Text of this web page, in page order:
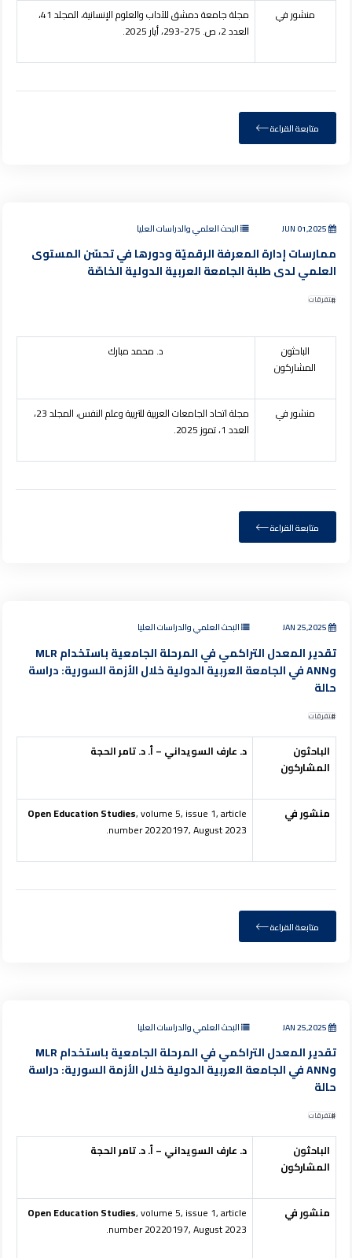
منشور في مجلة جامعة دمشق للآداب والعلوم الإنسانية
، المجلد 41،
العدد 2، ص. 275-293، أيار 2025.
متابعة القراءة
البحث العلمي والدراسات العليا
ممارسات إدارة المعرفة الرقميّة ودورها في تحسّن المستوى
العلمي لدى طلبة الجامعة العربية الدولية الخاصّة
متفرقات
الباحثون
المشاركون
د. محمد مبارك
منشور في مجلة اتحاد الجامعات العربية للتربية وعلم النفس
، المجلد 23،
العدد 1، تموز 2025.
متابعة القراءة
البحث العلمي والدراسات العليا
تقدير المعدل التراكمي في المرحلة الجامعية باستخدام MLR
وANN في الجامعة العربية الدولية خلال الأزمة السورية: دراسة
حالة
متفرقات
الباحثون
المشاركون
د. عارف السويداني – أ. د. تامر الحجة
منشور في Open Education Studies, volume 5, issue 1, article
number 20220197, August 2023.
متابعة القراءة
البحث العلمي والدراسات العليا
تقدير المعدل التراكمي في المرحلة الجامعية باستخدام MLR
وANN في الجامعة العربية الدولية خلال الأزمة السورية: دراسة
حالة
متفرقات
الباحثون
المشاركون
د. عارف السويداني – أ. د. تامر الحجة
منشور في Open Education Studies, volume 5, issue 1, article
number 20220197, August 2023.